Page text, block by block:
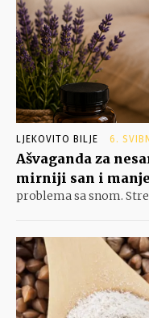
LJEKOVITO BILJE 6.
Ašvaganda za
mirniji san i
problema sa snom.